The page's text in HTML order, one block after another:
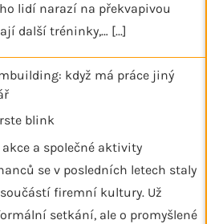
lidí narazí na překvapivou
další tréninky,… [...]
když má práce jiný
blink
a společné aktivity
se v posledních letech staly
firemní kultury. Už
setkání, ale o promyšlené